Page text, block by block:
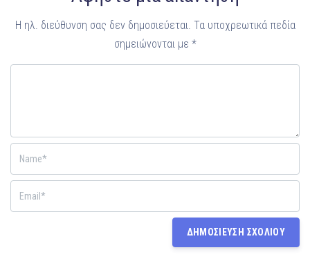
Η ηλ. διεύθυνση σας δεν δημοσιεύεται. Τα υποχρεωτικά πεδία
σημειώνονται με *